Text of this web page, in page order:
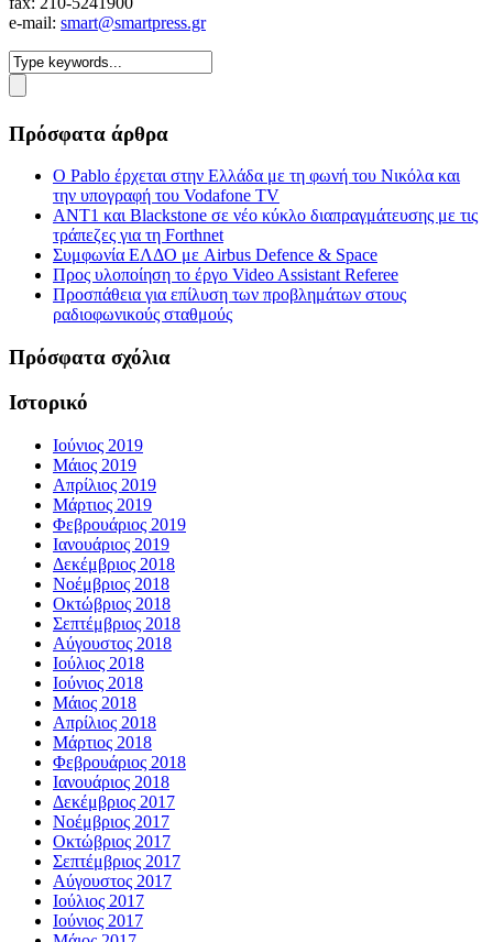
e-mail: smart@smartpress.gr
Πρόσφατα άρθρα
Ο Pablo έρχεται στην Ελλάδα με τη φωνή του Νικόλα και
την υπογραφή του Vodafone TV
ΑΝΤ1 και Blackstone σε νέο κύκλο διαπραγμάτευσης με τις
τράπεζες για τη Forthnet
Συμφωνία ΕΛΔΟ με Airbus Defence & Space
Προς υλοποίηση το έργο Video Assistant Referee
Προσπάθεια για επίλυση των προβλημάτων στους
ραδιοφωνικούς σταθμούς
Πρόσφατα σχόλια
Ιστορικό
Ιούνιος 2019
Μάιος 2019
Απρίλιος 2019
Μάρτιος 2019
Φεβρουάριος 2019
Ιανουάριος 2019
Δεκέμβριος 2018
Νοέμβριος 2018
Οκτώβριος 2018
Σεπτέμβριος 2018
Αύγουστος 2018
Ιούλιος 2018
Ιούνιος 2018
Μάιος 2018
Απρίλιος 2018
Μάρτιος 2018
Φεβρουάριος 2018
Ιανουάριος 2018
Δεκέμβριος 2017
Νοέμβριος 2017
Οκτώβριος 2017
Σεπτέμβριος 2017
Αύγουστος 2017
Ιούλιος 2017
Ιούνιος 2017